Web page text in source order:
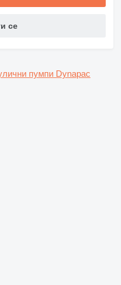
се
пумпи Dynapac